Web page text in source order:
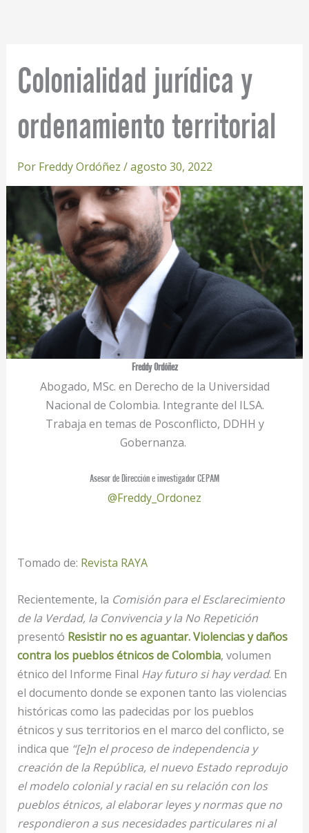
Colonialidad jurídica y
ordenamiento territorial
Por Freddy Ordóñez /agosto 30, 2022
Freddy Ordóñez
Abogado, MSc. en Derecho de la Universidad
Nacional de Colombia. Integrante del ILSA.
Trabaja en temas de Posconflicto, DDHH y
Gobernanza.
Asesor de Dirección e investigador CEPAM
@Freddy_Ordonez
Tomado de: Revista RAYA
Recientemente, la Comisión para el Esclarecimiento
de la Verdad, la Convivencia y la No Repetición
presentó Resistir no es aguantar. Violencias y daños
contra los pueblos étnicos de Colombia, volumen
étnico del Informe Final Hay futuro si hay verdad. En
el documento donde se exponen tanto las violencias
históricas como las padecidas por los pueblos
étnicos y sus territorios en el marco del conflicto, se
indica que “[e]n el proceso de independencia y
creación de la República, el nuevo Estado reprodujo
el modelo colonial y racial en su relación con los
pueblos étnicos, al elaborar leyes y normas que no
respondieron a sus necesidades particulares ni al